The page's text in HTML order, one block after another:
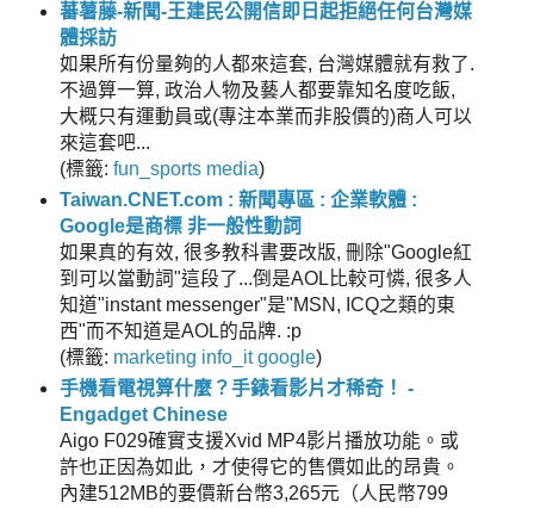
蕃薯藤-新聞-王建民公開信即日起拒絕任何台灣媒
體採訪
如果所有份量夠的人都來這套, 台灣媒體就有救了.
不過算一算, 政治人物及藝人都要靠知名度吃飯,
大概只有運動員或(專注本業而非股價的)商人可以
來這套吧...
(標籤: fun_sports media)
Taiwan.CNET.com : 新聞專區 : 企業軟體 :
Google是商標 非一般性動詞
如果真的有效, 很多教科書要改版, 刪除"Google紅
到可以當動詞"這段了...倒是AOL比較可憐, 很多人
知道"instant messenger"是"MSN, ICQ之類的東
西"而不知道是AOL的品牌. :p
(標籤: marketing info_it google)
手機看電視算什麼？手錶看影片才稀奇！ -
Engadget Chinese
Aigo F029確實支援Xvid MP4影片播放功能。或
許也正因為如此，才使得它的售價如此的昂貴。
內建512MB的要價新台幣3,265元（人民幣799